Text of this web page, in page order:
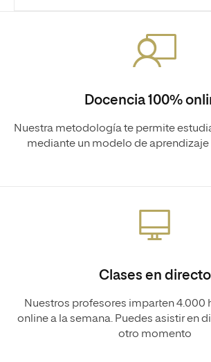
Docencia 100%
Nuestra metodología te permite
mediante un modelo de
Clases en directo
Nuestros profesores imparten 4.000
online a la semana. Puedes asistir en
otro momento